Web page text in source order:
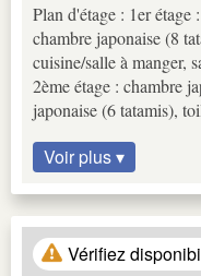
Plan d'étage : 1er étage
chambre japonaise (8
cuisine/salle à manger,
2ème étage : chambre
japonaise (6 tatamis),
Voir plus ▾
Vérifiez